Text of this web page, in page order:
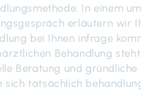
In einem
erläutern wir
bei Ihnen infrage
Behandlung
Beratung und gründliche
sich tatsächlich